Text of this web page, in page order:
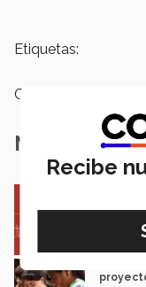
Etiquetas:
Categoría:
Notas
Entre
Natalia
Recibe